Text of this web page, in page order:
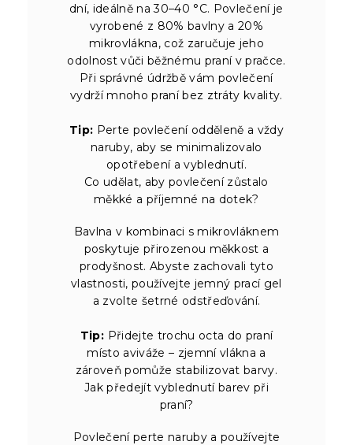
dní, ideálně na 30–40 °C. Povlečení je
vyrobené z 80% bavlny a 20%
mikrovlákna, což zaručuje jeho
odolnost vůči běžnému praní v pračce.
Při správné údržbě vám povlečení
vydrží mnoho praní bez ztráty kvality.
Tip: Perte povlečení odděleně a vždy
naruby, aby se minimalizovalo
opotřebení a vyblednutí.
Co udělat, aby povlečení zůstalo
měkké a příjemné na dotek?
Bavlna v kombinaci s mikrovláknem
poskytuje přirozenou měkkost a
prodyšnost. Abyste zachovali tyto
vlastnosti, používejte jemný prací gel
a zvolte šetrné odstřeďování.
Tip: Přidejte trochu octa do praní
místo aviváže – zjemní vlákna a
zároveň pomůže stabilizovat barvy.
Jak předejít vyblednutí barev při
praní?
Povlečení perte naruby a používejte